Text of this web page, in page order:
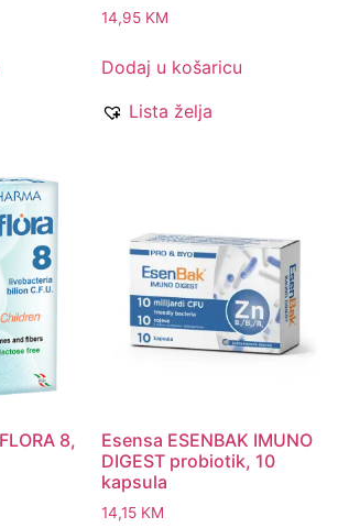
14,95 KM
Dodaj u košaricu
Lista želja
8,
Esensa ESENBAK IMUNO
DIGEST probiotik, 10
kapsula
14,15 KM